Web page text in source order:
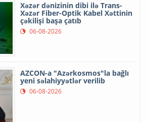
Xəzər dənizinin dibi ilə Trans-
Xəzər Fiber-Optik Kabel Xəttinin
çəkilişi başa çatıb
06-08-2026
AZCON-a "Azərkosmos"la bağlı
yeni səlahiyyətlər verilib
06-08-2026